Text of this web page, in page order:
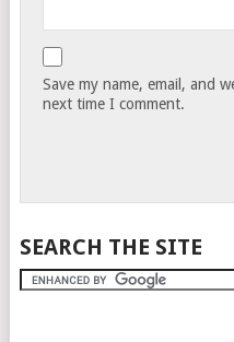
Save my name, email, and
next time I comment.
SEARCH THE SITE